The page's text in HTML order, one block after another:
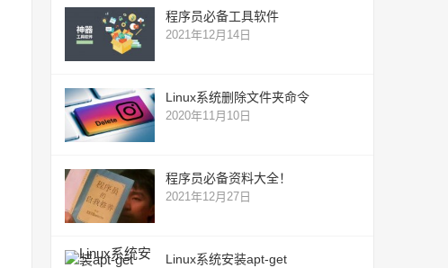
程序员必备工具软件
2021年12月14日
Linux系统删除文件夹命令
2020年11月10日
程序员必备资料大全！
2021年12月27日
Linux系统安装apt-get